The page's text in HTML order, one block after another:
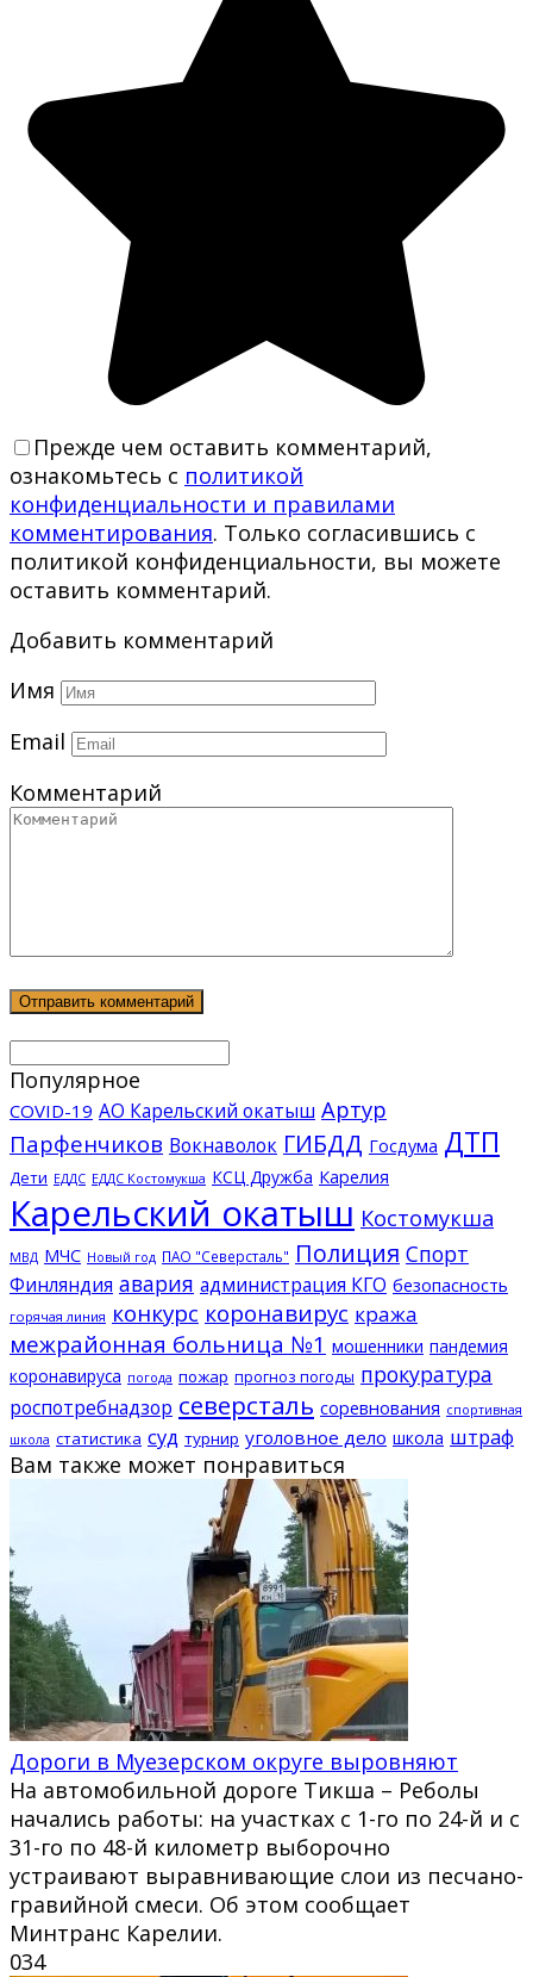
Прежде чем оставить комментарий,
ознакомьтесь с политикой
конфиденциальности и правилами
комментирования. Только согласившись с
политикой конфиденциальности, вы можете
оставить комментарий.
Добавить комментарий
Имя
Email
Комментарий
Популярное
COVID-19 АО Карельский окатыш Артур
Парфенчиков Вокнаволок ГИБДД Госдума ДТП
Дети ЕДДС ЕДДС Костомукша КСЦ Дружба Карелия
Карельский окатыш Костомукша
МВД МЧС Новый год ПАО "Северсталь" Полиция Спорт
Финляндия авария администрация КГО безопасность
горячая линия конкурс коронавирус кража
межрайонная больница №1 мошенники пандемия
коронавируса погода пожар прогноз погоды прокуратура
роспотребнадзор северсталь соревнования спортивная
школа статистика суд турнир уголовное дело школа штраф
Вам также может понравиться
Дороги в Муезерском округе выровняют
На автомобильной дороге Тикша – Реболы
начались работы: на участках с 1-го по 24-й и с
31-го по 48-й километр выборочно
устраивают выравнивающие слои из песчано-
гравийной смеси. Об этом сообщает
Минтранс Карелии.
034